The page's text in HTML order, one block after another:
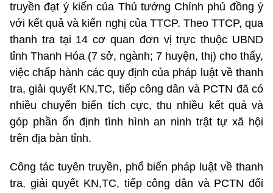
truyền đạt ý kiến của Thủ tướng Chính phủ đồng ý
với kết quả và kiến nghị của TTCP. Theo TTCP, qua
thanh tra tại 14 cơ quan đơn vị trực thuộc UBND
tỉnh Thanh Hóa (7 sở, ngành; 7 huyện, thị) cho thấy,
việc chấp hành các quy định của pháp luật về thanh
tra, giải quyết KN,TC, tiếp công dân và PCTN đã có
nhiều chuyển biến tích cực, thu nhiều kết quả và
góp phần ổn định tình hình an ninh trật tự xã hội
trên địa bàn tỉnh.
Công tác tuyên truyền, phổ biến pháp luật về thanh
tra, giải quyết KN,TC, tiếp công dân và PCTN đối